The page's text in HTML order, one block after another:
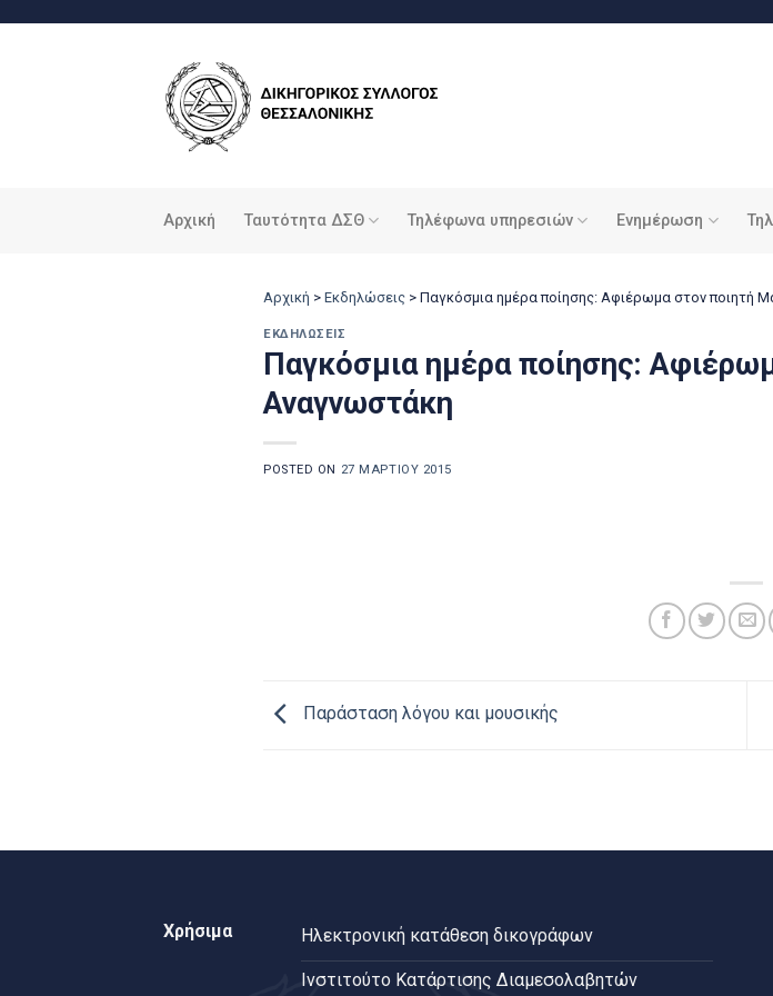
Αρχική Ταυτότητα ΔΣΘ Τηλέφωνα υπηρεσιών Ενημέρωση
Αρχική > Εκδηλώσεις > Παγκόσμια ημέρα ποίησης: Αφιέρωμα στον ποιητή
ΕΚΔΗΛΏΣΕΙΣ
Παγκόσμια ημέρα ποίησης:
Αναγνωστάκη
POSTED ON 27 ΜΑΡΤΊΟΥ 2015
Παράσταση λόγου και μουσικής
Χρήσιμα Ηλεκτρονική κατάθεση δικογράφων
Ινστιτούτο Κατάρτισης Διαμεσολαβητών